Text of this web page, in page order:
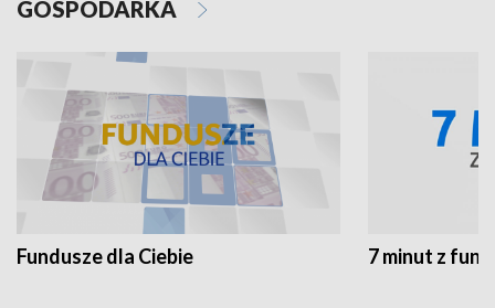
GOSPODARKA
Fundusze dla Ciebie 7 minut z